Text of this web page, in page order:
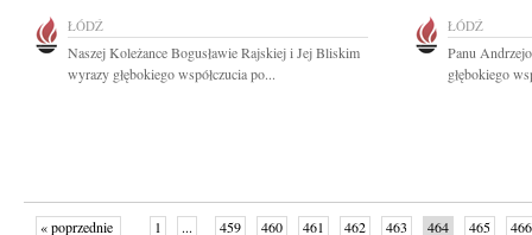
ŁÓDŹ
Naszej Koleżance Bogusławie Rajskiej i Jej Bliskim
wyrazy głębokiego współczucia po...
ŁÓDŹ
Panu
głębokiego
« poprzednie 1 ... 459 460 461 462 463 464 465 466